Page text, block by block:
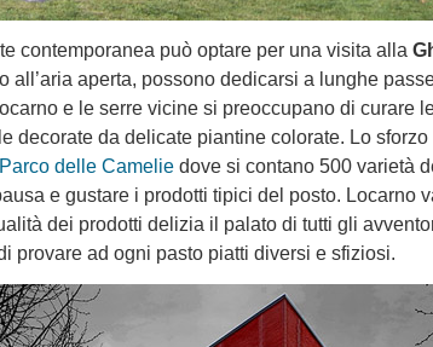
contemporanea può optare per una visita alla
all’aria aperta, possono dedicarsi a lunghe
e le serre vicine si preoccupano di curare
decorate da delicate piantine colorate. Lo
Parco delle Camelie dove si contano 500 varietà
e gustare i prodotti tipici del posto. Locarno
dei prodotti delizia il palato di tutti gli
provare ad ogni pasto piatti diversi e sfiziosi.